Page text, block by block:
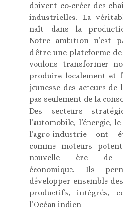
doivent co-créer des
industrielles. La
naît dans la
Notre ambition n’est
d’être une plateforme
voulons transformer
produire localement et
jeunesse des acteurs de
pas seulement de la
Des secteurs
l’automobile, l’énergie,
l’agro-industrie ont
comme moteurs
nouvelle ère de
économique. Ils
développer ensemble
productifs, intégrés,
l’Océan indien